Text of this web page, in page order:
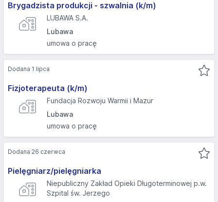
Brygadzista produkcji - szwalnia (k/m)
LUBAWA S.A.
Lubawa
umowa o pracę
Fizjoterapeuta (k/m)
Fundacja Rozwoju Warmii i Mazur
Lubawa
umowa o pracę
Dodana 1 lipca
Pielęgniarz/pielęgniarka
Niepubliczny Zakład Opieki Długoterminowej p.w.
Szpital św. Jerzego
Dodana 26 czerwca